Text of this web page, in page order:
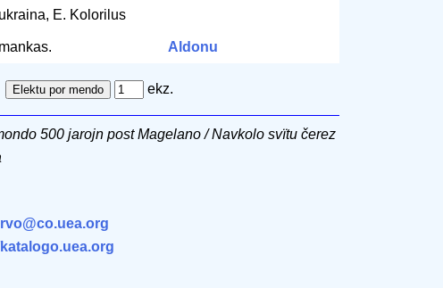
E. Kolorilus
Aldonu
ekz.
500 jarojn post Magelano / Navkolo svïtu čerez